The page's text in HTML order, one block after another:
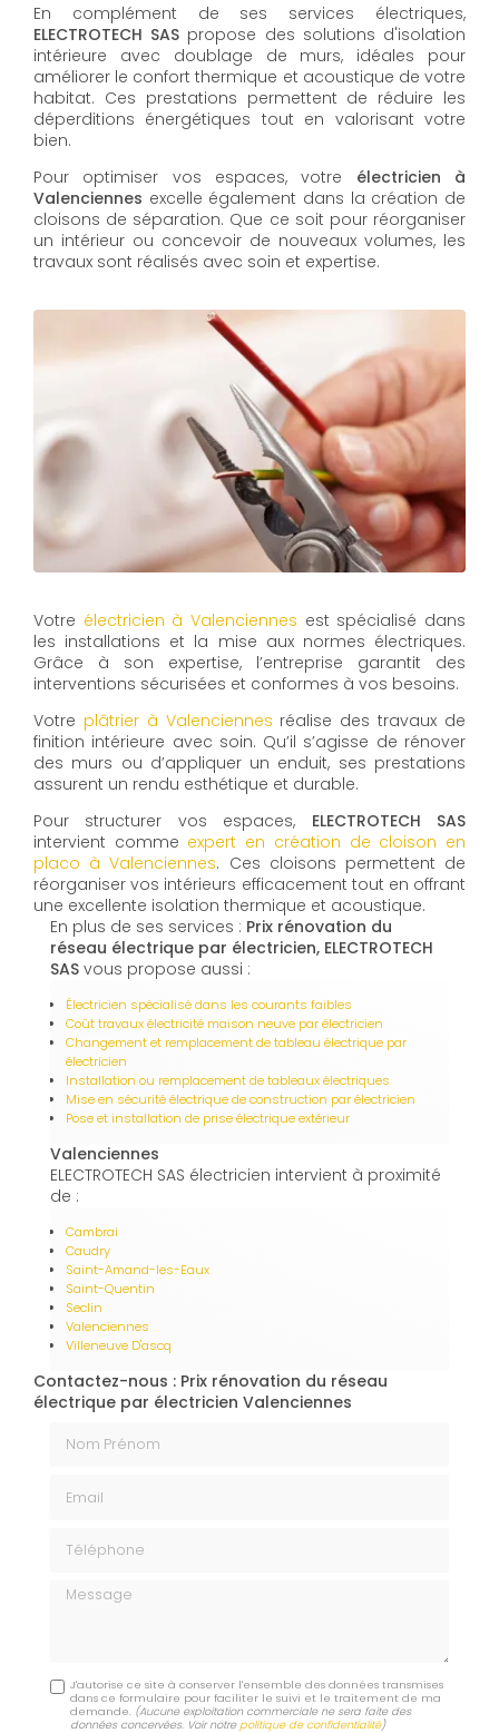
En complément de ses services électriques,
ELECTROTECH SAS propose des solutions d'isolation
intérieure avec doublage de murs, idéales pour
améliorer le confort thermique et acoustique de votre
habitat. Ces prestations permettent de réduire les
déperditions énergétiques tout en valorisant votre
bien.
Pour optimiser vos espaces, votre électricien à
Valenciennes excelle également dans la création de
cloisons de séparation. Que ce soit pour réorganiser
un intérieur ou concevoir de nouveaux volumes, les
travaux sont réalisés avec soin et expertise.
Votre électricien à Valenciennes est spécialisé dans
les installations et la mise aux normes électriques.
Grâce à son expertise, l’entreprise garantit des
interventions sécurisées et conformes à vos besoins.
Votre plâtrier à Valenciennes réalise des travaux de
finition intérieure avec soin. Qu’il s’agisse de rénover
des murs ou d’appliquer un enduit, ses prestations
assurent un rendu esthétique et durable.
Pour structurer vos espaces, ELECTROTECH SAS
intervient comme expert en création de cloison en
placo à Valenciennes. Ces cloisons permettent de
réorganiser vos intérieurs efficacement tout en offrant
une excellente isolation thermique et acoustique.
En plus de ses services : Prix rénovation du
réseau électrique par électricien, ELECTROTECH
SAS vous propose aussi :
Électricien spécialisé dans les courants faibles
Coût travaux électricité maison neuve par électricien
Changement et remplacement de tableau électrique par
électricien
Installation ou remplacement de tableaux électriques
Mise en sécurité électrique de construction par électricien
Pose et installation de prise électrique extérieur
Valenciennes
ELECTROTECH SAS électricien intervient à proximité
de :
Cambrai
Caudry
Saint-Amand-les-Eaux
Saint-Quentin
Seclin
Valenciennes
Villeneuve D'ascq
Contactez-nous : Prix rénovation du réseau
électrique par électricien Valenciennes
Message
J'autorise ce site à conserver l'ensemble des données transmises
dans ce formulaire pour faciliter le suivi et le traitement de ma
demande. (Aucune exploitation commerciale ne sera faite des
données concervées. Voir notrepolitique de confidentialité)